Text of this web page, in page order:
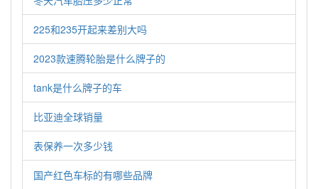
225和235开起来差别大吗
2023款速腾轮胎是什么牌子的
tank是什么牌子的车
比亚迪全球销量
表保养一次多少钱
国产红色车标的有哪些品牌